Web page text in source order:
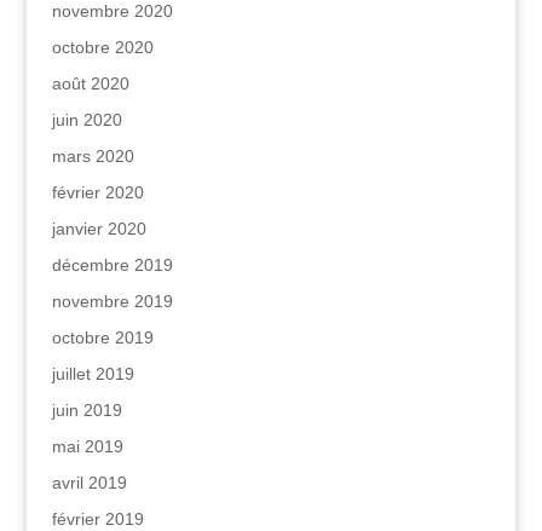
novembre 2020
octobre 2020
août 2020
juin 2020
mars 2020
février 2020
janvier 2020
décembre 2019
novembre 2019
octobre 2019
juillet 2019
juin 2019
mai 2019
avril 2019
février 2019